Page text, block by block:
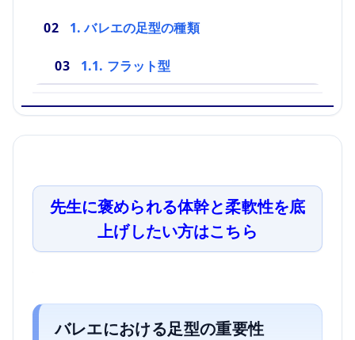
1. バレエの足型の種類
1.1. フラット型
先生に褒められる体幹と柔軟性を底
上げしたい方はこちら
バレエにおける足型の重要性